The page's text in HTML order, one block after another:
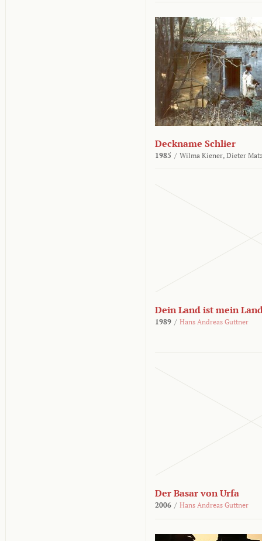
Deckname Schlier
1985 / Wilma Kiener, Dieter
Dein Land ist mein
1989 / Hans Andreas Guttner
Der Basar von Urfa
2006 / Hans Andreas Guttner